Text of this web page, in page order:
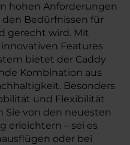
hohen Anforderungen
den Bedürfnissen für
gerecht wird. Mit
Features
bietet der Caddy
Kombination aus
Besonders
und Flexibilität
Sie von den neuesten
erleichtern – sei es
oder bei